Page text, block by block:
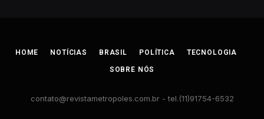
HOME NOTÍCIAS BRASIL POLÍTICA TECNOLOGIA
SOBRE NÓS
contato@revistametropoles.com.br- tel.(11)91754-6532